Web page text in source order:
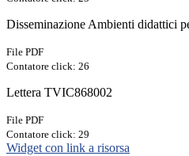
Disseminazione Ambienti didattici
File PDF
Contatore click: 26
Lettera TVIC868002
File PDF
Contatore click: 29
Widget con link a risorsa